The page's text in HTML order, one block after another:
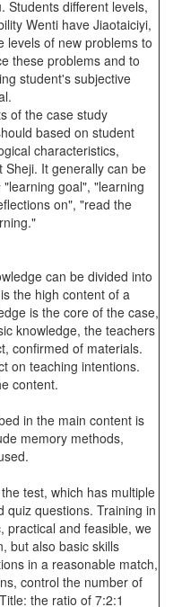
Students different levels,
Wenti have Jiaotaiciyi,
levels of new problems to
these problems and to
student's subjective
the case study
based on student
characteristics,
It generally can be
goal", "learning
on", "read the
can be divided into
the high content of a
is the core of the case,
knowledge, the teachers
confirmed of materials.
on teaching intentions.
content.
in the main content is
memory methods,
test, which has multiple
quiz questions. Training in
practical and feasible, we
but also basic skills
in a reasonable match,
control the number of
the ratio of 7:2:1